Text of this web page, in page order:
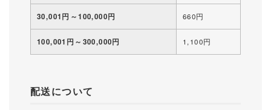
30,001円～100,000円 660円
100,001円～300,000円 1,100円
配送について